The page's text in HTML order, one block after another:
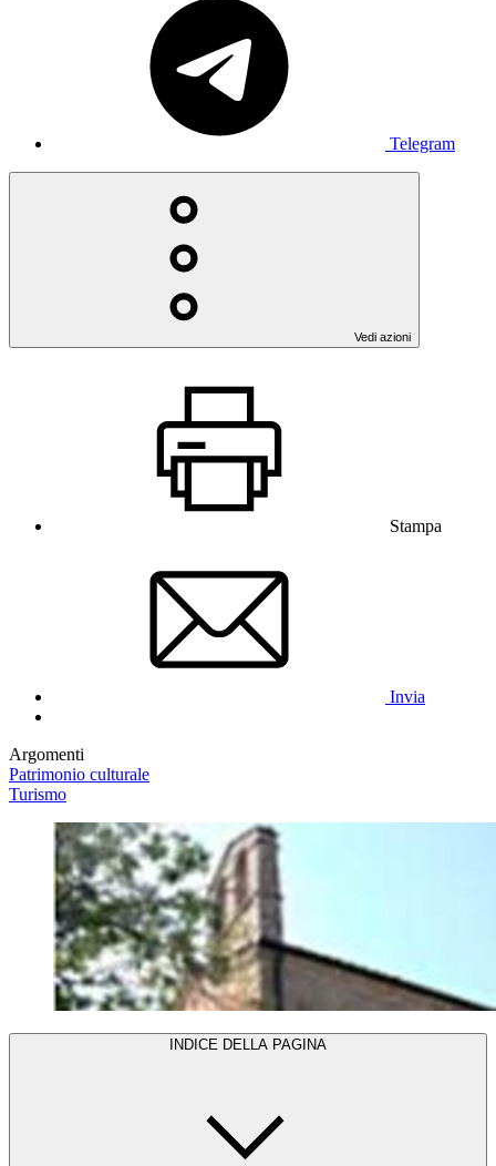
Telegram
Vedi azioni
Stampa
Invia
Argomenti
Patrimonio culturale
Turismo
INDICE DELLA PAGINA